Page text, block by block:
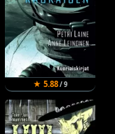
★ 5.88/ 9